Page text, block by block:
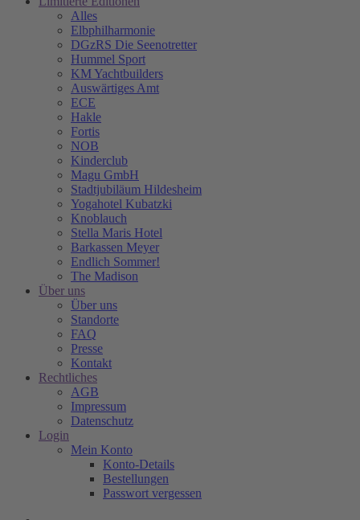
Alles
Elbphilharmonie
DGzRS Die Seenotretter
Hummel Sport
KM Yachtbuilders
Auswärtiges Amt
ECE
Hakle
Fortis
NOB
Kinderclub
Magu GmbH
Stadtjubiläum Hildesheim
Yogahotel Kubatzki
Knoblauch
Stella Maris Hotel
Barkassen Meyer
Endlich Sommer!
The Madison
Über uns
Über uns
Standorte
FAQ
Presse
Kontakt
Rechtliches
AGB
Impressum
Datenschutz
Login
Mein Konto
Konto-Details
Bestellungen
Passwort vergessen